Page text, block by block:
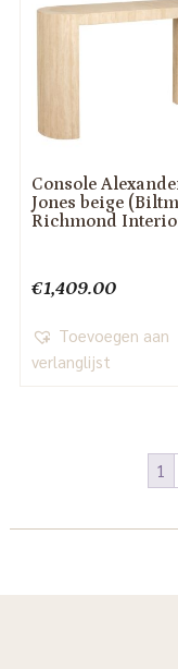
Console
Jones beige
Richmond
€1,409.00
Toevoegen aan
verlanglijst
1